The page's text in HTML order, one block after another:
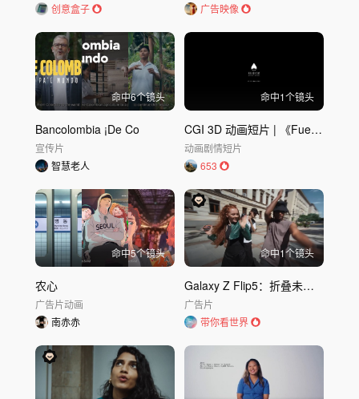
创意盒子
广告映像
命中6个镜头
Bancolombia ¡De Co
宣传片
智慧老人
命中1个镜头
CGI 3D 动画短片 | 《Fuelled》 | 寻凶复仇记
动画剧情短片
653
命中5个镜头
农心
广告片动画
南赤赤
命中1个镜头
Galaxy Z Flip5：折叠未来，一触即发
广告片
带你看世界